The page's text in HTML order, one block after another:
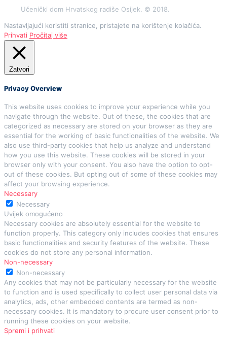
Učenički dom Hrvatskog radiše Osijek. © 2018.
Nastavljajući koristiti stranice, pristajete na korištenje kolačića.
Prihvati Pročitaj više
Zatvori
Privacy Overview
This website uses cookies to improve your experience while you
navigate through the website. Out of these, the cookies that are
categorized as necessary are stored on your browser as they are
essential for the working of basic functionalities of the website. We
also use third-party cookies that help us analyze and understand
how you use this website. These cookies will be stored in your
browser only with your consent. You also have the option to opt-
out of these cookies. But opting out of some of these cookies may
affect your browsing experience.
Necessary
Necessary
Uvijek omogućeno
Necessary cookies are absolutely essential for the website to
function properly. This category only includes cookies that ensures
basic functionalities and security features of the website. These
cookies do not store any personal information.
Non-necessary
Non-necessary
Any cookies that may not be particularly necessary for the website
to function and is used specifically to collect user personal data via
analytics, ads, other embedded contents are termed as non-
necessary cookies. It is mandatory to procure user consent prior to
running these cookies on your website.
Spremi i prihvati